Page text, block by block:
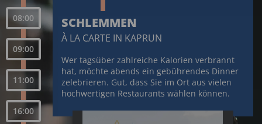
SCHLEMMEN
À LA CARTE IN KAPRUN
Wer tagsüber zahlreiche Kalorien verbrannt
hat, möchte abends ein gebührendes Dinner
zelebrieren. Gut, dass Sie im Ort aus vielen
hochwertigen Restaurants wählen können.
08:00
09:00
11:00
16:00